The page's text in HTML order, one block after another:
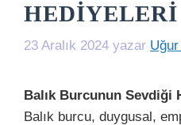
HEDIYELERI
23 Aralık 2024 yazar
Balık Burcunun Sevdiği
Balık burcu, duygusal,